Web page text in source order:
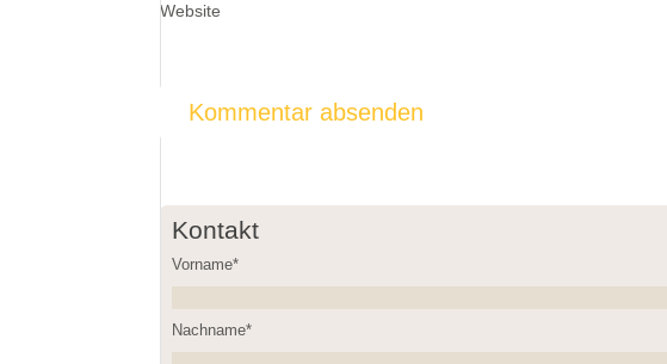
Website
Kontakt
Vorname*
Nachname*